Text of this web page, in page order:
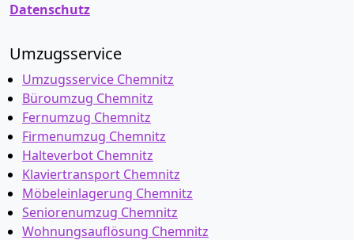
Datenschutz
Umzugsservice
Umzugsservice Chemnitz
Büroumzug Chemnitz
Fernumzug Chemnitz
Firmenumzug Chemnitz
Halteverbot Chemnitz
Klaviertransport Chemnitz
Möbeleinlagerung Chemnitz
Seniorenumzug Chemnitz
Wohnungsauflösung Chemnitz